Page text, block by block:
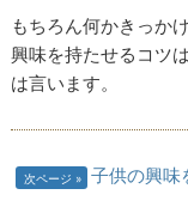
もちろん何かきっか
興味を持たせるコツ
は言います。
次ページ 子供の興味